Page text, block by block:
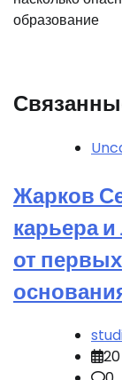
образование
Жарков
карьера
от